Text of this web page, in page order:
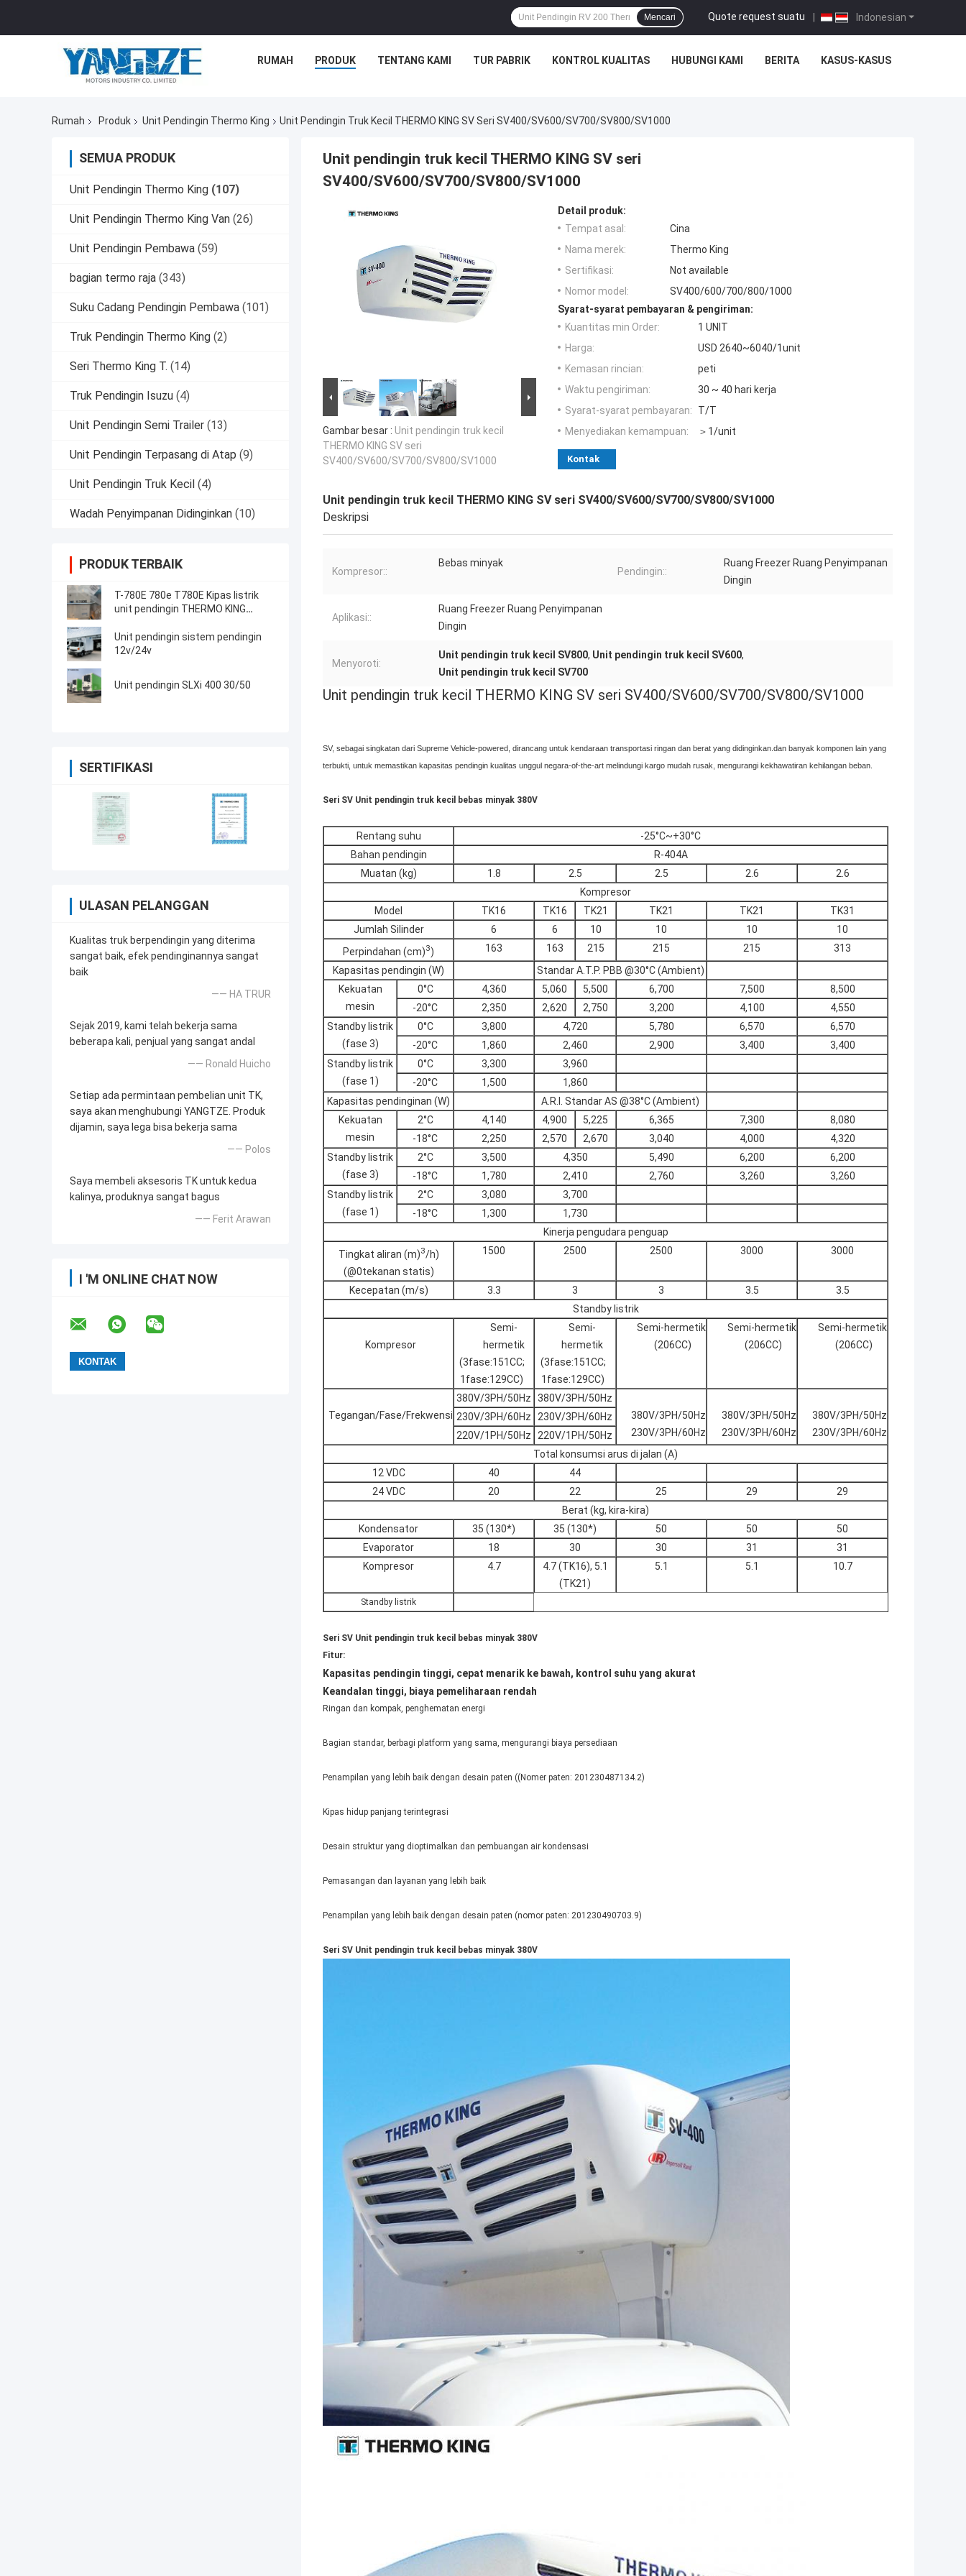
Indonesian
Quote request suatu |
Mencari
RUMAH PRODUK TENTANG KAMI TUR PABRIK KONTROL KUALITAS HUBUNGI KAMI BERITA KASUS-KASUS
Rumah Produk Unit Pendingin Thermo King Unit Pendingin Truk Kecil THERMO KING SV Seri SV400/SV600/SV700/SV800/SV1000
SEMUA PRODUK
Unit Pendingin Thermo King (107)
Unit Pendingin Thermo King Van (26)
Unit Pendingin Pembawa (59)
bagian termo raja (343)
Suku Cadang Pendingin Pembawa (101)
Truk Pendingin Thermo King (2)
Seri Thermo King T. (14)
Truk Pendingin Isuzu (4)
Unit Pendingin Semi Trailer (13)
Unit Pendingin Terpasang di Atap (9)
Unit Pendingin Truk Kecil (4)
Wadah Penyimpanan Didinginkan (10)
PRODUK TERBAIK
T-780E 780e T780E Kipas listrik
unit pendingin THERMO KING
listrik buatan China
Unit pendingin sistem pendingin
12v/24v
Unit pendingin SLXi 400 30/50
SERTIFIKASI
ULASAN PELANGGAN
Kualitas truk berpendingin yang diterima
sangat baik, efek pendinginannya sangat
baik
—— HA TRUR
Sejak 2019, kami telah bekerja sama
beberapa kali, penjual yang sangat andal
—— Ronald Huicho
Setiap ada permintaan pembelian unit TK,
saya akan menghubungi YANGTZE. Produk
dijamin, saya lega bisa bekerja sama
—— Polos
Saya membeli aksesoris TK untuk kedua
kalinya, produknya sangat bagus
—— Ferit Arawan
I 'M ONLINE CHAT NOW
Unit pendingin truk kecil THERMO KING SV seri
SV400/SV600/SV700/SV800/SV1000
Gambar besar : Unit pendingin truk kecil
THERMO KING SV seri
SV400/SV600/SV700/SV800/SV1000
Detail produk:
Tempat asal:
Cina
Nama merek:
Thermo King
Sertifikasi:
Not available
Nomor model:
SV400/600/700/800/1000
Syarat-syarat pembayaran & pengiriman:
Kuantitas min Order:
1 UNIT
Harga:
USD 2640~6040/1unit
Kemasan rincian:
peti
Waktu pengiriman:
30 ~ 40 hari kerja
Syarat-syarat pembayaran:
T/T
Menyediakan kemampuan:
＞1/unit
Kontak
Unit pendingin truk kecil THERMO KING SV seri SV400/SV600/SV700/SV800/SV1000
Deskripsi
Kompresor::
Bebas minyak
Pendingin::
Ruang Freezer Ruang Penyimpanan
Dingin
Aplikasi::
Ruang Freezer Ruang Penyimpanan
Dingin
Menyoroti:
Unit pendingin truk kecil SV800, Unit pendingin truk kecil SV600,
Unit pendingin truk kecil SV700
Unit pendingin truk kecil THERMO KING SV seri SV400/SV600/SV700/SV800/SV1000
SV, sebagai singkatan dari Supreme Vehicle-powered, dirancang untuk kendaraan transportasi ringan dan berat yang didinginkan.dan banyak komponen lain yang
terbukti, untuk memastikan kapasitas pendingin kualitas unggul negara-of-the-art melindungi kargo mudah rusak, mengurangi kekhawatiran kehilangan beban.
Seri SV Unit pendingin truk kecil bebas minyak 380V
Rentang suhu
-25°C~+30°C
Bahan pendingin
R-404A
Muatan (kg)
1.8 2.5 2.5 2.6
2.6
Kompresor
Model
TK16 TK16 TK21 TK21 TK21
TK31
Jumlah Silinder
6 6 10 10 10
10
Perpindahan (cm)3) 163 163 215 215 215
313
Kapasitas pendingin (W)
Standar A.T.P. PBB @30°C (Ambient)
Kekuatan
mesin
0°C 4,360 5,060 5,500 6,700 7,500
8,500
-20°C
2,350 2,620 2,750 3,200 4,100
4,550
Standby listrik
(fase 3)
0°C 3,800 4,720 5,780 6,570
6,570
-20°C
1,860 2,460 2,900 3,400
3,400
Standby listrik
(fase 1)
0°C 3,300
3,960
-20°C
1,500
1,860
Kapasitas pendinginan (W)
A.R.I. Standar AS @38°C (Ambient)
Kekuatan
mesin
2°C 4,140 4,900 5,225 6,365 7,300
8,080
-18°C
2,250 2,570 2,670 3,040 4,000
4,320
Standby listrik
(fase 3)
2°C 3,500 4,350 5,490 6,200
6,200
-18°C
1,780 2,410 2,760 3,260
3,260
Standby listrik
(fase 1)
2°C 3,080
3,700
-18°C
1,300
1,730
Kinerja pengudara penguap
Tingkat aliran (m)3/h)
(@0tekanan statis)
1500 2500 2500 3000 3000
Kecepatan (m/s) 3.3 3 3 3.5
3.5
Standby listrik
Kompresor
Semi-
hermetik
(3fase:151CC;
1fase:129CC)
Semi-
hermetik
(3fase:151CC;
1fase:129CC)
Semi-hermetik
(206CC)
Semi-hermetik
(206CC)
Semi-hermetik
(206CC)
Tegangan/Fase/Frekwensi
380V/3PH/50Hz
380V/3PH/50Hz
380V/3PH/50Hz
230V/3PH/60Hz
380V/3PH/50Hz
230V/3PH/60Hz
380V/3PH/50Hz
230V/3PH/60Hz
230V/3PH/60Hz
230V/3PH/60Hz
220V/1PH/50Hz
220V/1PH/50Hz
Total konsumsi arus di jalan (A)
12 VDC
40
44
24 VDC
20 22 25 29
29
Berat (kg, kira-kira)
Kondensator
35 (130*) 35 (130*) 50 50
50
Evaporator
18 30 30 31
31
Kompresor
4.7
4.7 (TK16), 5.1
(TK21)
5.1 5.1 10.7
Standby listrik
Seri SV Unit pendingin truk kecil bebas minyak 380V
Fitur:
Kapasitas pendingin tinggi, cepat menarik ke bawah, kontrol suhu yang akurat
Keandalan tinggi, biaya pemeliharaan rendah
Ringan dan kompak, penghematan energi
Bagian standar, berbagi platform yang sama, mengurangi biaya persediaan
Penampilan yang lebih baik dengan desain paten ((Nomer paten: 201230487134.2)
Kipas hidup panjang terintegrasi
Desain struktur yang dioptimalkan dan pembuangan air kondensasi
Pemasangan dan layanan yang lebih baik
Penampilan yang lebih baik dengan desain paten (nomor paten: 201230490703.9)
Seri SV Unit pendingin truk kecil bebas minyak 380V